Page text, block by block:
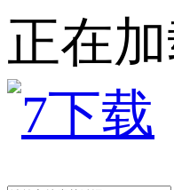
正在